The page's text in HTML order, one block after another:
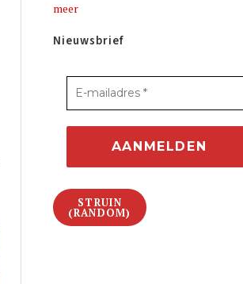
meer
Nieuwsbrief
STRUIN
(RANDOM)